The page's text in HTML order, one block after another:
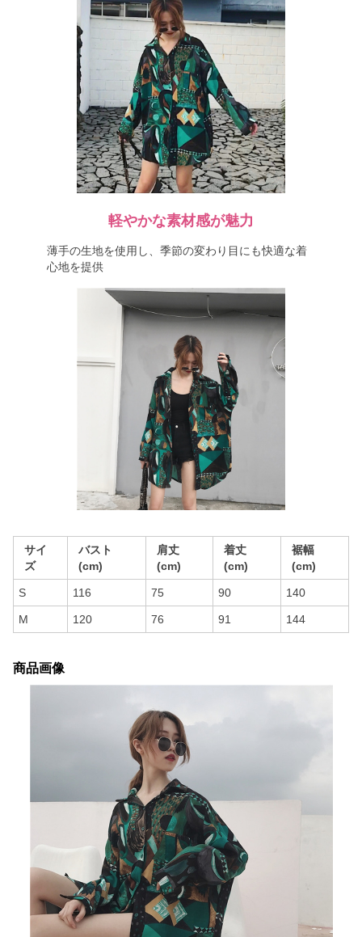
軽やかな素材感が魅力
薄手の生地を使用し、季節の変わり目にも快適な着
心地を提供
サイ
ズ
バスト
(cm)
肩丈
(cm)
着丈
(cm)
裾幅
(cm)
S 116 75 90 140
M 120 76 91 144
商品画像